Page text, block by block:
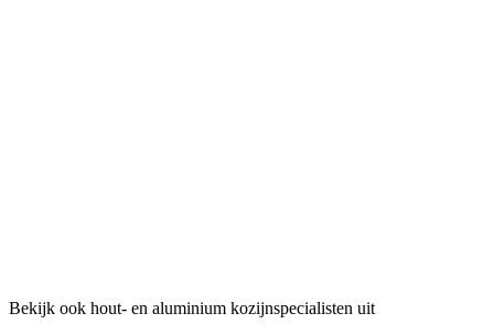
Bekijk ook hout- en aluminium kozijnspecialisten uit